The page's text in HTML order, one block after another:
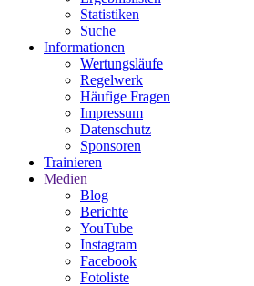
Statistiken
Suche
Informationen
Wertungsläufe
Regelwerk
Häufige Fragen
Impressum
Datenschutz
Sponsoren
Trainieren
Medien
Blog
Berichte
YouTube
Instagram
Facebook
Fotoliste